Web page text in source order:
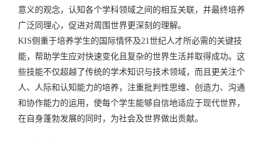
意义的观念，认知各个学科领域之间的相互关联，并最终培养
广泛同理心，促进对周围世界更深刻的理解。
KIS侧重于培养学生的国际情怀及21世纪人才所必需的关键技
能，帮助学生应对快速变化且复杂的世界生活并取得成功。这
些技能不仅超越了传统的学术知识与技术领域，而且更关注个
人、人际和认知能力的培养，注重批判性思维、创造力、沟通
和协作能力的运用，使每个学生能够自信地适应于现代世界，
在自身蓬勃发展的同时，为社会及世界做出贡献。